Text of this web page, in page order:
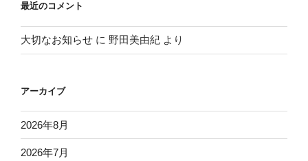
最近のコメント
大切なお知らせ に 野田美由紀 より
アーカイブ
2026年8月
2026年7月